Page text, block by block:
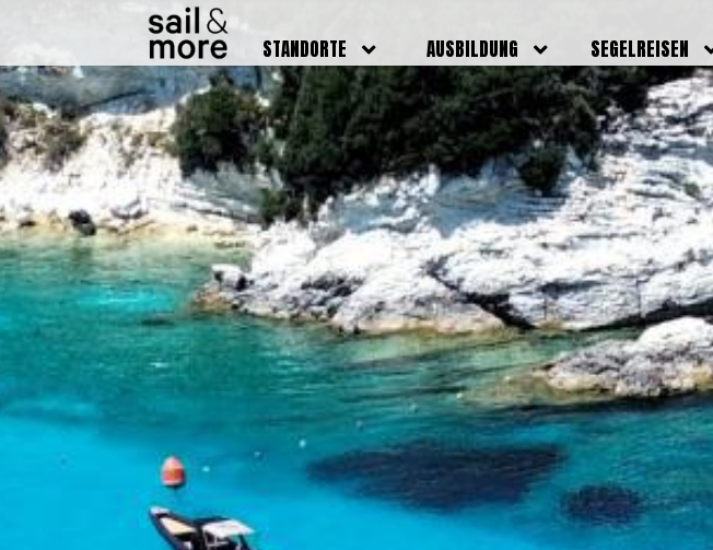
STANDORTE
DEUTSCHLAND
BADEN BADEN
BRUCHSAL
GRIESHEIM /
DARMSTADT
HAMBURG
HEIDELBERG
KARLSRUHE
KÖLN
PFORZHEIM
RHEINSTETTEN
SWR BADEN BADEN
STUTTGART
AUSBILDUNG
BOOTSFÜHRERSCHEINE
FUNKSCHEINE
SEENOTSIGNALMITTEL
WEITERBILDUNG
AUSBILDUNGSBOOTE
PREISE
KURSTERMINE
PRÜFUNGSTERMINE
ONLINEKURS
FAQ
SEGELREISEN
AKTUELLE REISEN
BILDER REISEN
SKIPPER
FAQ